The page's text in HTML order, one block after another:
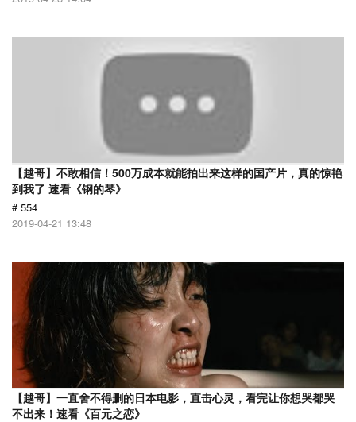
【越哥】不敢相信！500万成本就能拍出来这样的国产片，真的惊艳
到我了 速看《钢的琴》
# 554
2019-04-21 13:48
【越哥】一直舍不得删的日本电影，直击心灵，看完让你想哭都哭
不出来！速看《百元之恋》